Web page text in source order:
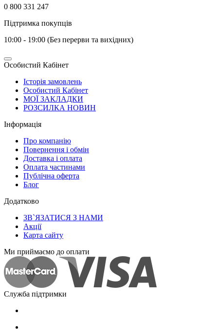
0 800 331 247
Підтримка покупців
10:00 - 19:00 (Без перерви та вихідних)
Особистий Кабінет
Історія замовлень
Особистий Кабінет
МОЇ ЗАКЛАДКИ
РОЗСИЛКА НОВИН
Інформація
Про компанію
Повернення і обмін
Доставка і оплата
Оплата частинами
Публічна оферта
Блог
Додатково
ЗВ`ЯЗАТИСЯ З НАМИ
Акції
Карта сайту
Ми приймаємо до оплати
Служба підтримки